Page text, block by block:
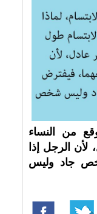
من النساء
لأن الرجل إذا
جاد وليس